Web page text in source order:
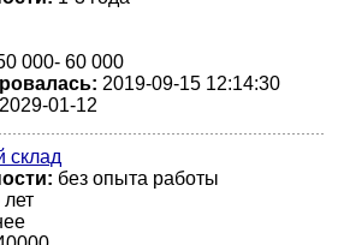
000- 60 000
2019-09-15 12:14:30
2029-01-12
склад
без опыта работы